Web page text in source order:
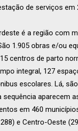
de serviços em
é a região com
1.905 obras e/ou
centros de parto
integral, 127
escolares. Lá,
sequência aparecem
em 460
e Centro-Oeste